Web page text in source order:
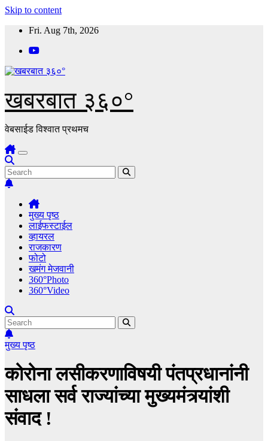
Skip to content
Fri. Aug 7th, 2026
खबरबात ३६०°
वेबसाईड विश्वात प्रथमच
मुख्य पृष्ठ
लाईफस्टाईल
व्हायरल
राजकारण
फोटो
खमंग मेजवानी
360°Photo
360°Video
मुख्य पृष्ठ
कोरोना लसीकरणाविषयी पंतप्रधानांनी
साधला सर्व राज्यांच्या मुख्यमंत्र्यांशी
संवाद !